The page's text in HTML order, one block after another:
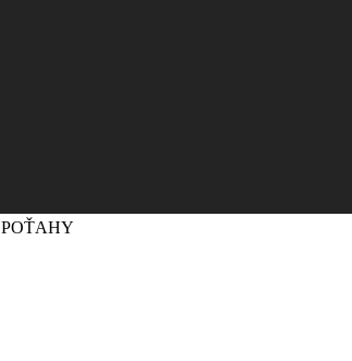
POŤAHY